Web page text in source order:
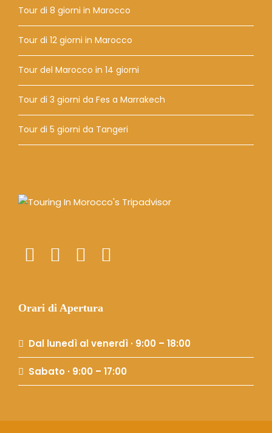
Tour di 8 giorni in Marocco
Tour di 12 giorni in Marocco
Tour del Marocco in 14 giorni
Tour di 3 giorni da Fes a Marrakech
Tour di 5 giorni da Tangeri
Orari di Apertura
Dal lunedì al venerdì · 9:00 – 18:00
Sabato · 9:00 – 17:00